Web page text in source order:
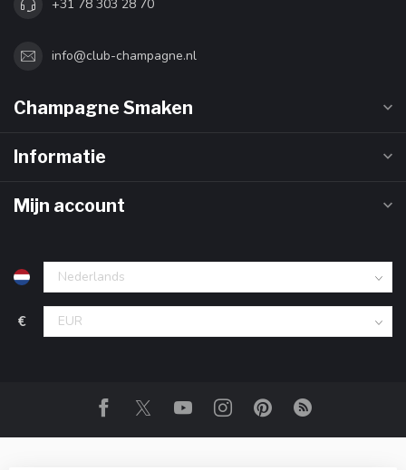
+31 78 303 28 70
info@club-champagne.nl
Champagne Smaken
Informatie
Mijn account
€